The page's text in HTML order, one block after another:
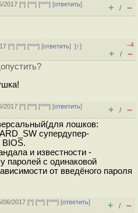
2017 [^] [^^] [^^^] [ответить]
+ / –
[^] [^^] [^^^] [ответить][↑]
–4
+ / –
2017 [^] [^^] [^^^] [ответить]
+ / –
лошков:
супердупер-
и известности -
паролей с одинаковой
от введёного пароля
06/2017 [^] [^^] [^^^] [ответить]
+ / –